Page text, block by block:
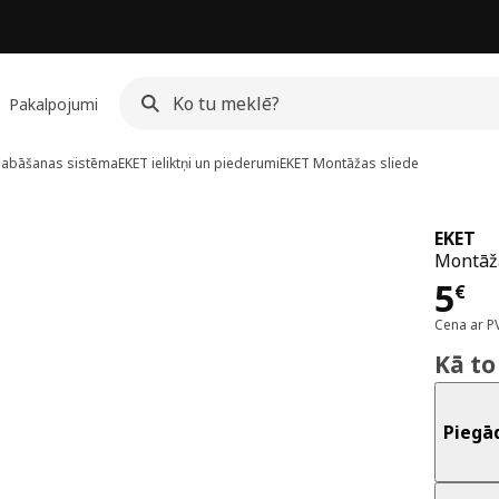
Pakalpojumi
sistēmaEKET ieliktņi un piederumiEKET Montāžas sliede
EKET
5€
Cena ar
Kā